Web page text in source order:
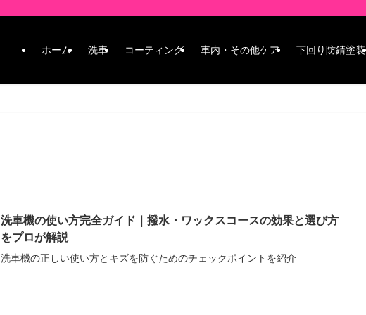
ホーム 洗車 コーティング 車内・その他ケア 下回り防錆塗装
洗車機の使い方完全ガイド｜撥水・ワックスコースの効果と選び方
をプロが解説
洗車機の正しい使い方とキズを防ぐためのチェックポイントを紹介